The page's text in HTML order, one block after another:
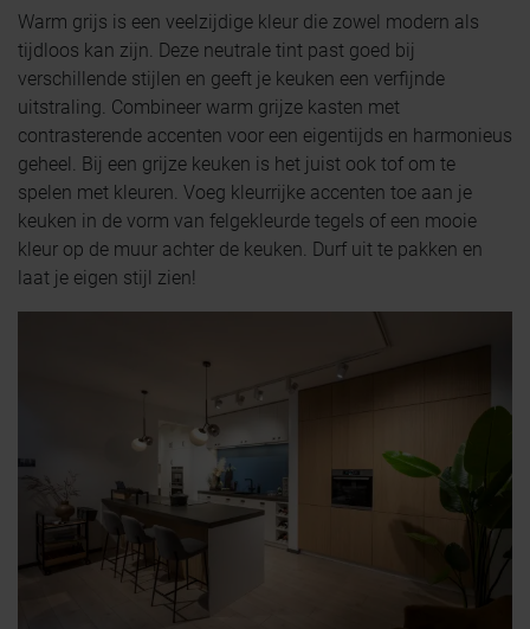
Warm grijs is een veelzijdige kleur die zowel modern als
tijdloos kan zijn. Deze neutrale tint past goed bij
verschillende stijlen en geeft je keuken een verfijnde
uitstraling. Combineer warm grijze kasten met
contrasterende accenten voor een eigentijds en harmonieus
geheel. Bij een grijze keuken is het juist ook tof om te
spelen met kleuren. Voeg kleurrijke accenten toe aan je
keuken in de vorm van felgekleurde tegels of een mooie
kleur op de muur achter de keuken. Durf uit te pakken en
laat je eigen stijl zien!